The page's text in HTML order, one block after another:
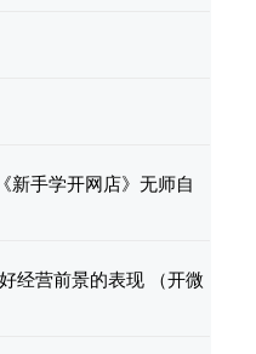
新手学开网店》无师自
经营前景的表现 （开微